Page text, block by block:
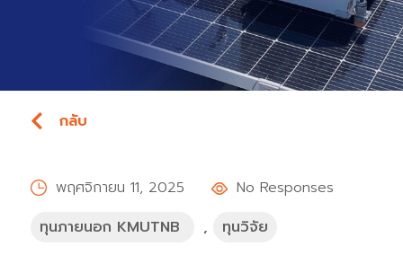
กลับ
พฤศจิกายน 11, 2025
No Responses
ทุนภายนอก KMUTNB
, ทุนวิจัย